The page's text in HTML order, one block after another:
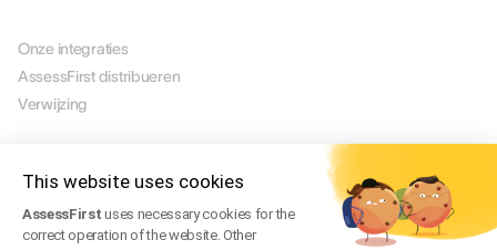
This website uses cookies
AssessFirstuses necessary cookies for the
correct operation of the website. Other
Onze integraties
AssessFirst distribueren
Verwijzing
Manage Cookies
Gebruiksvoorwaarden
Servicevoorwaarden